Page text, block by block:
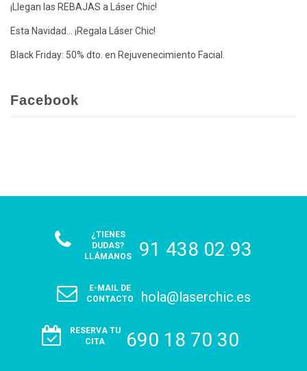
¡Llegan las REBAJAS a Láser Chic!
Esta Navidad… ¡Regala Láser Chic!
Black Friday: 50% dto. en Rejuvenecimiento Facial.
Facebook
¿TIENES
DUDAS?
LLÁMANOS
91 438 02 93
E-MAIL DE
CONTACTO
hola@laserchic.es
RESERVA TU
CITA
690 18 70 30